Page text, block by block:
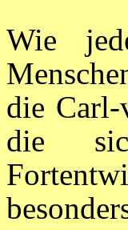
Wie
die Carl-
die